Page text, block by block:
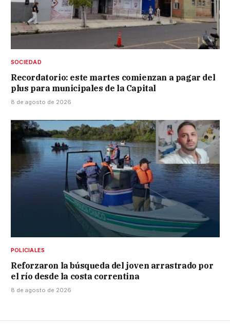
SOCIEDAD
Recordatorio: este martes comienzan a pagar del
plus para municipales de la Capital
8 de agosto de 2026
POLICIALES
Reforzaron la búsqueda del joven arrastrado por
el río desde la costa correntina
8 de agosto de 2026